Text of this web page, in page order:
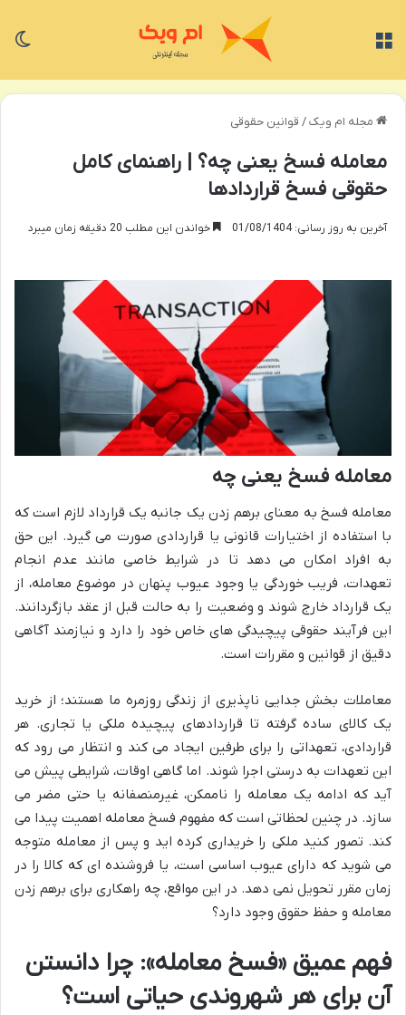
مجله ام ویک/ قوانین حقوقی
معامله فسخ یعنی چه؟ | راهنمای کامل
حقوقی فسخ قراردادها
آخرین به روز رسانی: 01/08/1404 خواندن این مطلب 20 دقیقه زمان میبرد
معامله فسخ یعنی چه
معامله فسخ به معنای برهم زدن یک جانبه یک قرارداد لازم است که
با استفاده از اختیارات قانونی یا قراردادی صورت می گیرد. این حق
به افراد امکان می دهد تا در شرایط خاصی مانند عدم انجام
تعهدات، فریب خوردگی یا وجود عیوب پنهان در موضوع معامله، از
یک قرارداد خارج شوند و وضعیت را به حالت قبل از عقد بازگردانند.
این فرآیند حقوقی پیچیدگی های خاص خود را دارد و نیازمند آگاهی
دقیق از قوانین و مقررات است.
معاملات بخش جدایی ناپذیری از زندگی روزمره ما هستند؛ از خرید
یک کالای ساده گرفته تا قراردادهای پیچیده ملکی یا تجاری. هر
قراردادی، تعهداتی را برای طرفین ایجاد می کند و انتظار می رود که
این تعهدات به درستی اجرا شوند. اما گاهی اوقات، شرایطی پیش می
آید که ادامه یک معامله را ناممکن، غیرمنصفانه یا حتی مضر می
سازد. در چنین لحظاتی است که مفهوم فسخ معامله اهمیت پیدا می
کند. تصور کنید ملکی را خریداری کرده اید و پس از معامله متوجه
می شوید که دارای عیوب اساسی است، یا فروشنده ای که کالا را در
زمان مقرر تحویل نمی دهد. در این مواقع، چه راهکاری برای برهم زدن
معامله و حفظ حقوق وجود دارد؟
فهم عمیق «فسخ معامله»: چرا دانستن
آن برای هر شهروندی حیاتی است؟